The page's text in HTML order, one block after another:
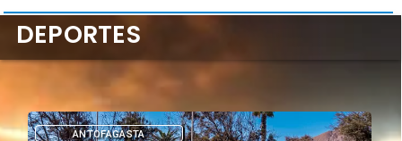
DEPORTES
DEPORTES